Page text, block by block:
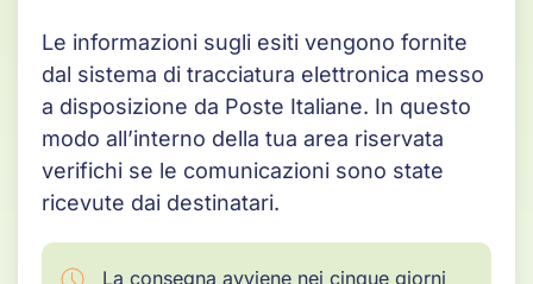
Le informazioni sugli esiti vengono fornite
dal sistema di tracciatura elettronica messo
a disposizione da Poste Italiane. In questo
modo all’interno della tua area riservata
verifichi se le comunicazioni sono state
ricevute dai destinatari.
La consegna avviene nei cinque giorni